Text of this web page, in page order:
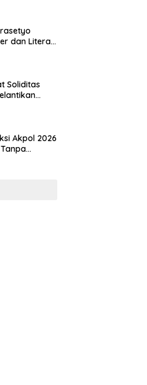
dan Literasi
Soliditas
Akpol 2026